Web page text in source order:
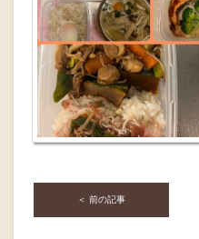
＜ 前の記事